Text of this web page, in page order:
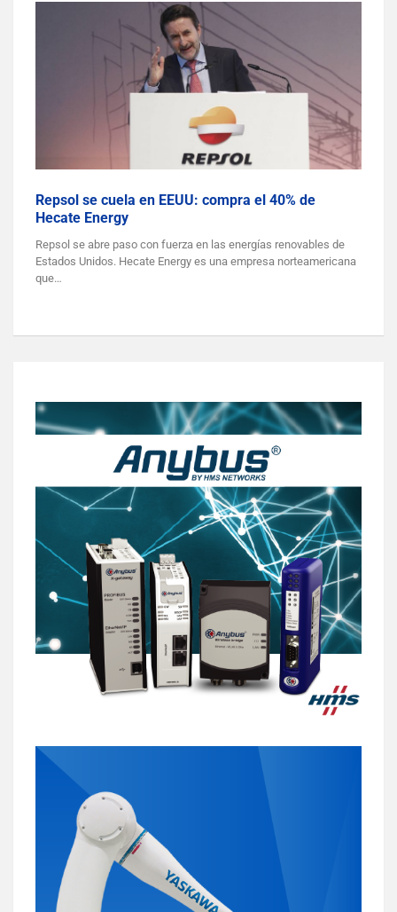
Repsol se cuela en EEUU: compra el 40% de
Hecate Energy
Repsol se abre paso con fuerza en las energías renovables de
Estados Unidos. Hecate Energy es una empresa norteamericana
que…